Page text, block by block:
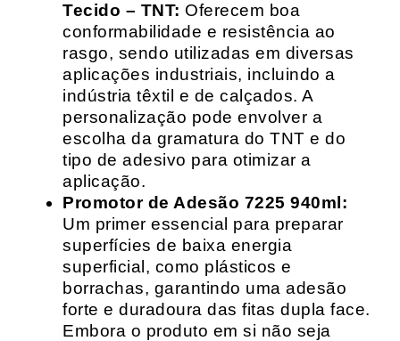
Tecido – TNT: Oferecem boa
conformabilidade e resistência ao
rasgo, sendo utilizadas em diversas
aplicações industriais, incluindo a
indústria têxtil e de calçados. A
personalização pode envolver a
escolha da gramatura do TNT e do
tipo de adesivo para otimizar a
aplicação.
Promotor de Adesão 7225 940ml:
Um primer essencial para preparar
superfícies de baixa energia
superficial, como plásticos e
borrachas, garantindo uma adesão
forte e duradoura das fitas dupla face.
Embora o produto em si não seja